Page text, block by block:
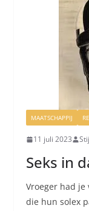
MAATSCHAPPIJ
11 juli 2023
Seks in
Vroeger had je
die hun solex